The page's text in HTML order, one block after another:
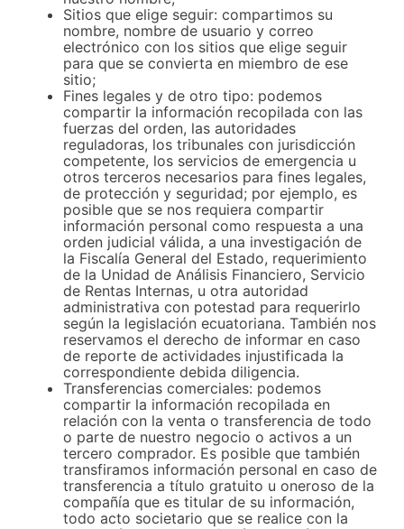
Sitios que elige seguir: compartimos su
nombre, nombre de usuario y correo
electrónico con los sitios que elige seguir
para que se convierta en miembro de ese
sitio;
Fines legales y de otro tipo: podemos
compartir la información recopilada con las
fuerzas del orden, las autoridades
reguladoras, los tribunales con jurisdicción
competente, los servicios de emergencia u
otros terceros necesarios para fines legales,
de protección y seguridad; por ejemplo, es
posible que se nos requiera compartir
información personal como respuesta a una
orden judicial válida, a una investigación de
la Fiscalía General del Estado, requerimiento
de la Unidad de Análisis Financiero, Servicio
de Rentas Internas, u otra autoridad
administrativa con potestad para requerirlo
según la legislación ecuatoriana. También nos
reservamos el derecho de informar en caso
de reporte de actividades injustificada la
correspondiente debida diligencia.
Transferencias comerciales: podemos
compartir la información recopilada en
relación con la venta o transferencia de todo
o parte de nuestro negocio o activos a un
tercero comprador. Es posible que también
transfiramos información personal en caso de
transferencia a título gratuito u oneroso de la
compañía que es titular de su información,
todo acto societario que se realice con la